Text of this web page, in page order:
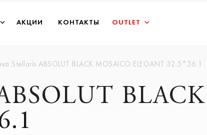
АКЦИИ КОНТАКТЫ OUTLET
Stellaris ABSOLUT BLACK MOSAICO ELEGANT 32.5*36.1